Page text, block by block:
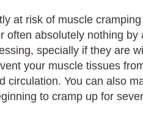
at risk of muscle
often absolutely nothing
specially if they are
your muscle tissues
circulation. You can also
to cramp up for